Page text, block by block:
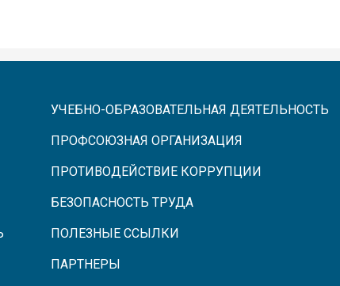
УЧЕБНО-ОБРАЗОВАТЕЛЬНАЯ ДЕЯТЕЛЬНОСТЬ
ПРОФСОЮЗНАЯ ОРГАНИЗАЦИЯ
ПРОТИВОДЕЙСТВИЕ КОРРУПЦИИ
БЕЗОПАСНОСТЬ ТРУДА
ПОЛЕЗНЫЕ ССЫЛКИ
ПАРТНЕРЫ